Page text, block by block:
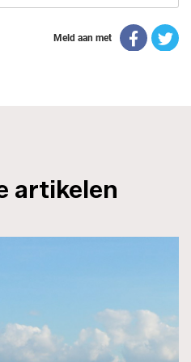
artikelen